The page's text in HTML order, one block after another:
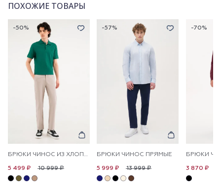
ПОХОЖИЕ ТОВАРЫ
-50%
БРЮКИ ЧИНОС ИЗ ХЛОПКА ПРЯМЫЕ
10 999 ₽
5 499 ₽
-57%
БРЮКИ ЧИНОС ПРЯМЫЕ
13 999 ₽
5 999 ₽
-70%
БРЮКИ
3 870 ₽